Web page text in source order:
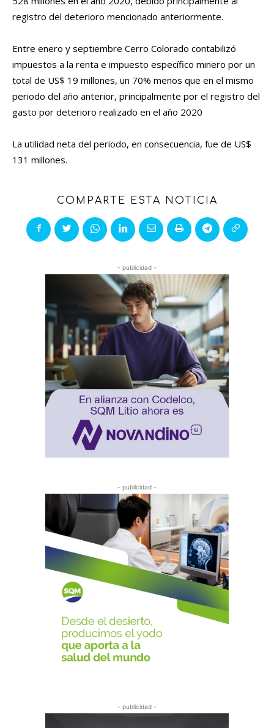
registro del deterioro mencionado anteriormente.
Entre enero y septiembre Cerro Colorado contabilizó
impuestos a la renta e impuesto específico minero por un
total de US$ 19 millones, un 70% menos que en el mismo
periodo del año anterior, principalmente por el registro del
gasto por deterioro realizado en el año 2020
La utilidad neta del periodo, en consecuencia, fue de US$
131 millones.
COMPARTE ESTA NOTICIA
- publicidad -
- publicidad -
- publicidad -